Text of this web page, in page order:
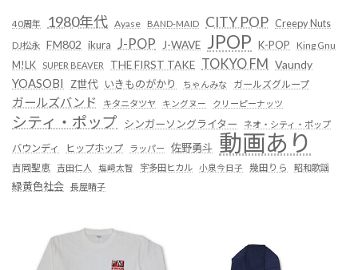
40周年 1980年代 Ayase BAND-MAID CITY POP Creepy Nuts
DJ松永 FM802 ikura J-POP J-WAVE JPOP K-POP
King Gnu
M!LK
SUPER BEAVER THE FIRST TAKE TOKYO FM Vaundy
YOASOBI Z世代 いきものがかり ちゃんみな ガールズグループ
ガールズバンド キタニタツヤ キングヌー クリーピーナッツ
シティ・ポップ シンガーソングライター ネオ・シティ・ポップ
バウンディ ヒップホップ ラッパー 佐野勇斗 動画あり
吉岡聖恵 吉田仁人 塩﨑太智 宇多田ヒカル 小泉今日子 幾田りら 昭和歌謡
緑黄色社会 長屋晴子